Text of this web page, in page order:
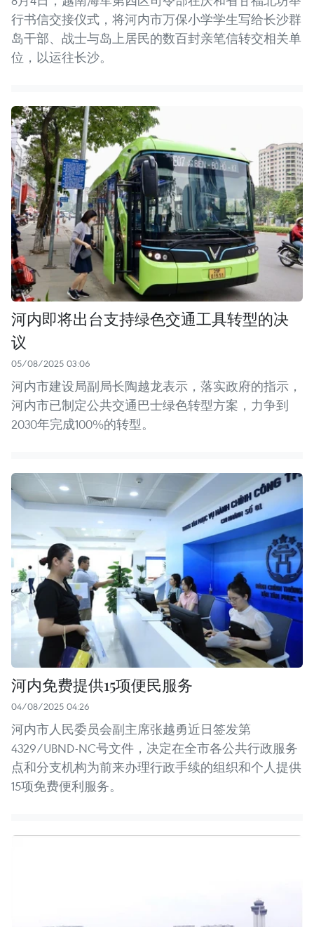
行书信交接仪式，将河内市万保小学学生写给长沙群
岛干部、战士与岛上居民的数百封亲笔信转交相关单
位，以运往长沙。
河内即将出台支持绿色交通工具转型的决
议
05/08/2025 03:06
河内市建设局副局长陶越龙表示，落实政府的指示，
河内市已制定公共交通巴士绿色转型方案，力争到
2030年完成100%的转型。
河内免费提供15项便民服务
04/08/2025 04:26
河内市人民委员会副主席张越勇近日签发第
4329/UBND-NC号文件，决定在全市各公共行政服务
点和分支机构为前来办理行政手续的组织和个人提供
15项免费便利服务。